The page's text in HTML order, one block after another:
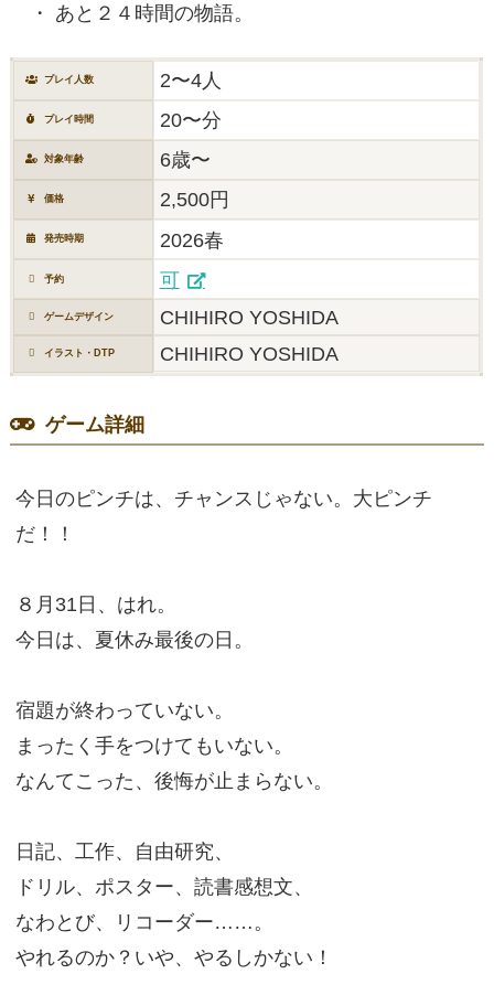
あと２４時間の物語。
プレイ人数 2〜4人
プレイ時間 20〜分
対象年齢 6歳〜
価格 2,500円
発売時期 2026春
予約 可
ゲームデザイン CHIHIRO YOSHIDA
イラスト・DTP CHIHIRO YOSHIDA
ゲーム詳細
今日のピンチは、チャンスじゃない。大ピンチ
だ！！
８月31日、はれ。
今日は、夏休み最後の日。
宿題が終わっていない。
まったく手をつけてもいない。
なんてこった、後悔が止まらない。
日記、工作、自由研究、
ドリル、ポスター、読書感想文、
なわとび、リコーダー……。
やれるのか？いや、やるしかない！